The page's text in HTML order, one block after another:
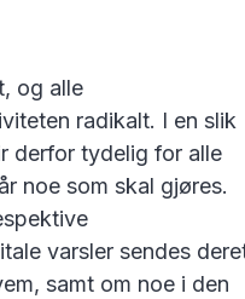
og alle
radikalt. I en slik
derfor tydelig for alle
noe som skal gjøres.
varsler sendes
samt om noe i den